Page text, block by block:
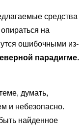
средства
на
ошибочными из-
парадигме.
думать,
и небезопасно.
найденное